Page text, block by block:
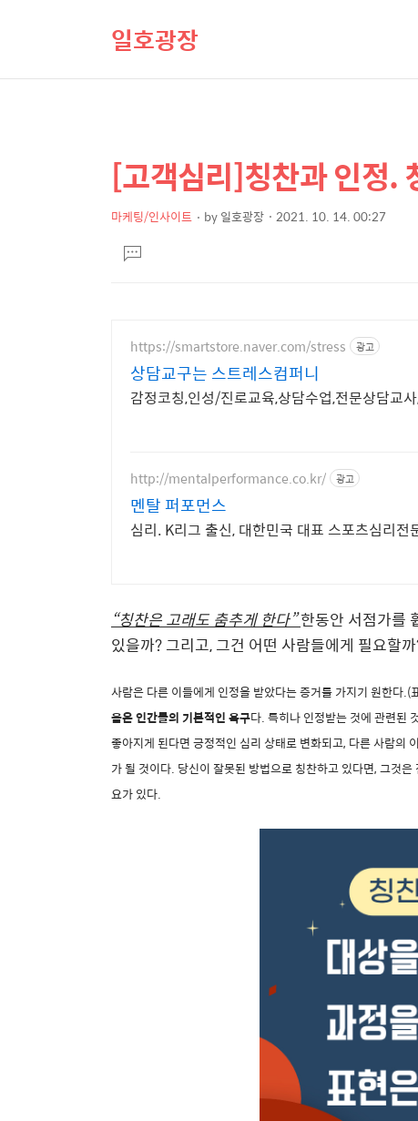
일호광장
상
세
컨
텐
본
문
제
[고객심리]칭찬과 인정.
마케팅/인사이트 by일호광장 2021. 10. 14. 00:27
문댓
글
https://smartstore.naver.com/stress 광고
상담교구는 스트레스컴퍼니
감정코칭,인성/진로교육,상담수업,전문상담교
http://mentalperformance.co.kr/ 광고
멘탈 퍼포먼스
심리. K리그 출신, 대한민국 대표 스포츠심리전
“칭찬은 고래도 춤추게 한다”한동안 서점가를
있을까?그리고,그건 어떤 사람들에게 필요할까
사람은 다른 이들에게 인정을 받았다는 증거를 가지기 원한다.(
음은 인간들의 기본적인 욕구다.특히나 인정받는 것에 관련된
좋아지게 된다면 긍정적인 심리 상태로 변화되고, 다른 사람의
가 될 것이다. 당신이 잘못된 방법으로 칭찬하고 있다면,그것은
요가 있다.